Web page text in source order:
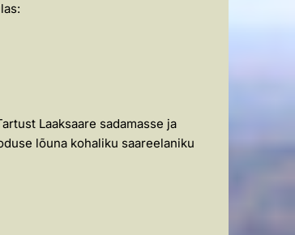
Laaksaare sadamasse ja
lõuna kohaliku saareelaniku